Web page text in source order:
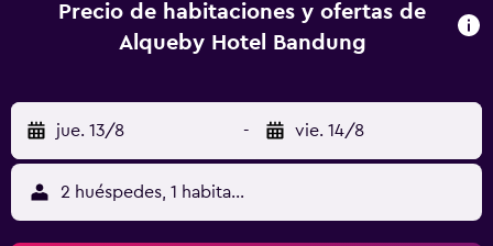
Precio de habitaciones y ofertas de
Alqueby Hotel Bandung
jue. 13/8 - vie. 14/8
2 huéspedes, 1 habitación